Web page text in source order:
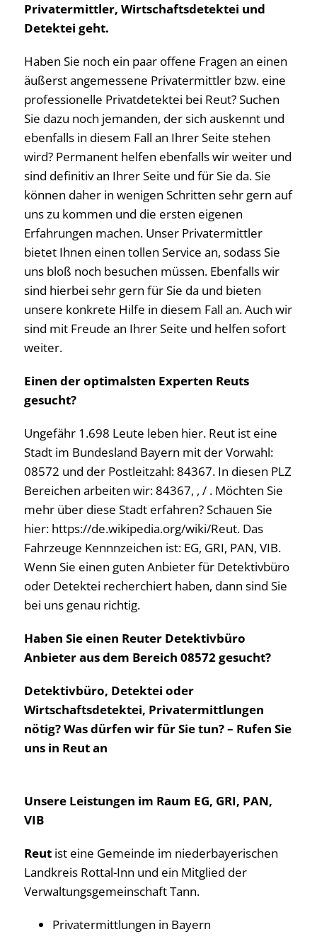
Privatermittler, Wirtschaftsdetektei und
Detektei geht.
Haben Sie noch ein paar offene Fragen an einen
äußerst angemessene Privatermittler bzw. eine
professionelle Privatdetektei bei Reut? Suchen
Sie dazu noch jemanden, der sich auskennt und
ebenfalls in diesem Fall an Ihrer Seite stehen
wird? Permanent helfen ebenfalls wir weiter und
sind definitiv an Ihrer Seite und für Sie da. Sie
können daher in wenigen Schritten sehr gern auf
uns zu kommen und die ersten eigenen
Erfahrungen machen. Unser Privatermittler
bietet Ihnen einen tollen Service an, sodass Sie
uns bloß noch besuchen müssen. Ebenfalls wir
sind hierbei sehr gern für Sie da und bieten
unsere konkrete Hilfe in diesem Fall an. Auch wir
sind mit Freude an Ihrer Seite und helfen sofort
weiter.
Einen der optimalsten Experten Reuts
gesucht?
Ungefähr 1.698 Leute leben hier. Reut ist eine
Stadt im Bundesland Bayern mit der Vorwahl:
08572 und der Postleitzahl: 84367. In diesen PLZ
Bereichen arbeiten wir: 84367, , / . Möchten Sie
mehr über diese Stadt erfahren? Schauen Sie
hier: https://de.wikipedia.org/wiki/Reut. Das
Fahrzeuge Kennnzeichen ist: EG, GRI, PAN, VIB.
Wenn Sie einen guten Anbieter für Detektivbüro
oder Detektei recherchiert haben, dann sind Sie
bei uns genau richtig.
Haben Sie einen Reuter Detektivbüro
Anbieter aus dem Bereich 08572 gesucht?
Detektivbüro, Detektei oder
Wirtschaftsdetektei, Privatermittlungen
nötig? Was dürfen wir für Sie tun? – Rufen Sie
uns in Reut an
Unsere Leistungen im Raum EG, GRI, PAN,
VIB
Reut ist eine Gemeinde im niederbayerischen
Landkreis Rottal-Inn und ein Mitglied der
Verwaltungsgemeinschaft Tann.
Privatermittlungen in Bayern